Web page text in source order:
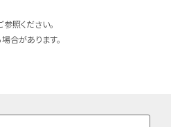
ーチタニウム
折れプッシュタイプ
照ください。
合があります。